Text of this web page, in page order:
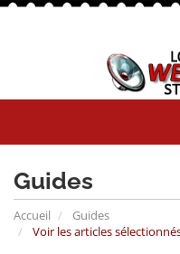
Guides
Accueil
Guides
Voir les articles